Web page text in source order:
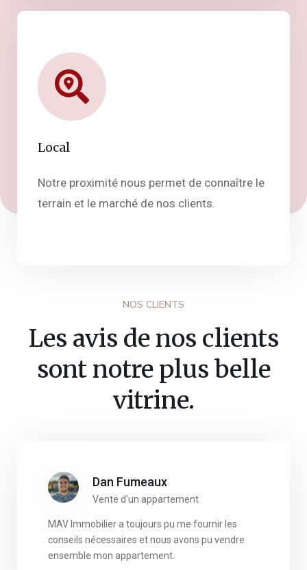
Local
Notre proximité nous permet de connaître le
terrain et le marché de nos clients.
NOS CLIENTS
Les avis de nos clients
sont notre plus belle
vitrine.
Dan Fumeaux
Vente d'un appartement
MAV Immobilier a toujours pu me fournir les
conseils nécessaires et nous avons pu vendre
ensemble mon appartement.